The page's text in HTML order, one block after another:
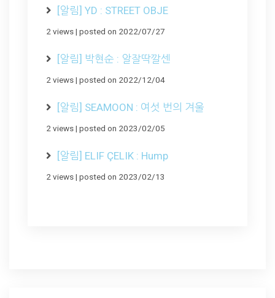
[알림] YD : STREET OBJE
2 views| posted on 2022/07/27
[알림] 박현순 : 알잘딱깔센
2 views| posted on 2022/12/04
[알림] SEAMOON : 여섯 번의 겨울
2 views| posted on 2023/02/05
[알림] ELIF ÇELIK : Hump
2 views| posted on 2023/02/13